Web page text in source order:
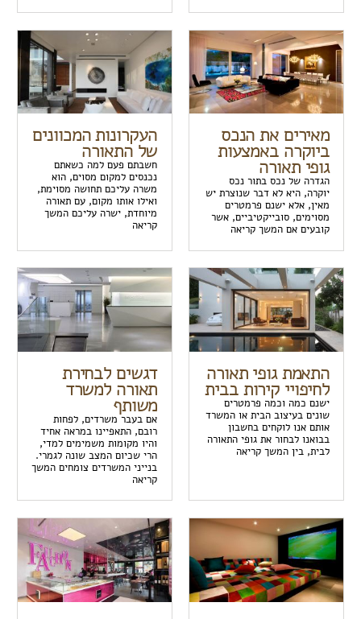
מאירים את הנכס
ביוקרה באמצעות
גופי תאורה
הגדרה של נכס בתור נכס
יוקרה, היא לא דבר שנוצרת יש
מאין, אלא ישנם פרמטרים
מסוימים, סובייקטיביים, אשר
קובעים אם המשך קריאה
העקרונות המכוונים
של התאורה
חשבתם פעם למה כשאתם
נכנסים למקום מסוים, הוא
משרה עליכם תחושה מסוימת,
ואילו אותו מקום, עם תאורה
מיוחדת, ישרה עליכם המשך
קריאה
התאמת גופי תאורה
לחיפויי קירות בבית
ישנם כמה וכמה פרמטרים
שונים בעיצוב הבית או המשרד
אותם אנו לוקחים בחשבון
בבואנו לבחור את גופי התאורה
לבית, בין המשך קריאה
דגשים לבחירת
תאורה למשרד
משותף
אם בעבר משרדים, לפחות
רובם, התאפיינו במראה אחיד
והיו מקומות משמימים למדי,
הרי שכיום המצב שונה לגמרי.
בנייני המשרדים צומחים המשך
קריאה